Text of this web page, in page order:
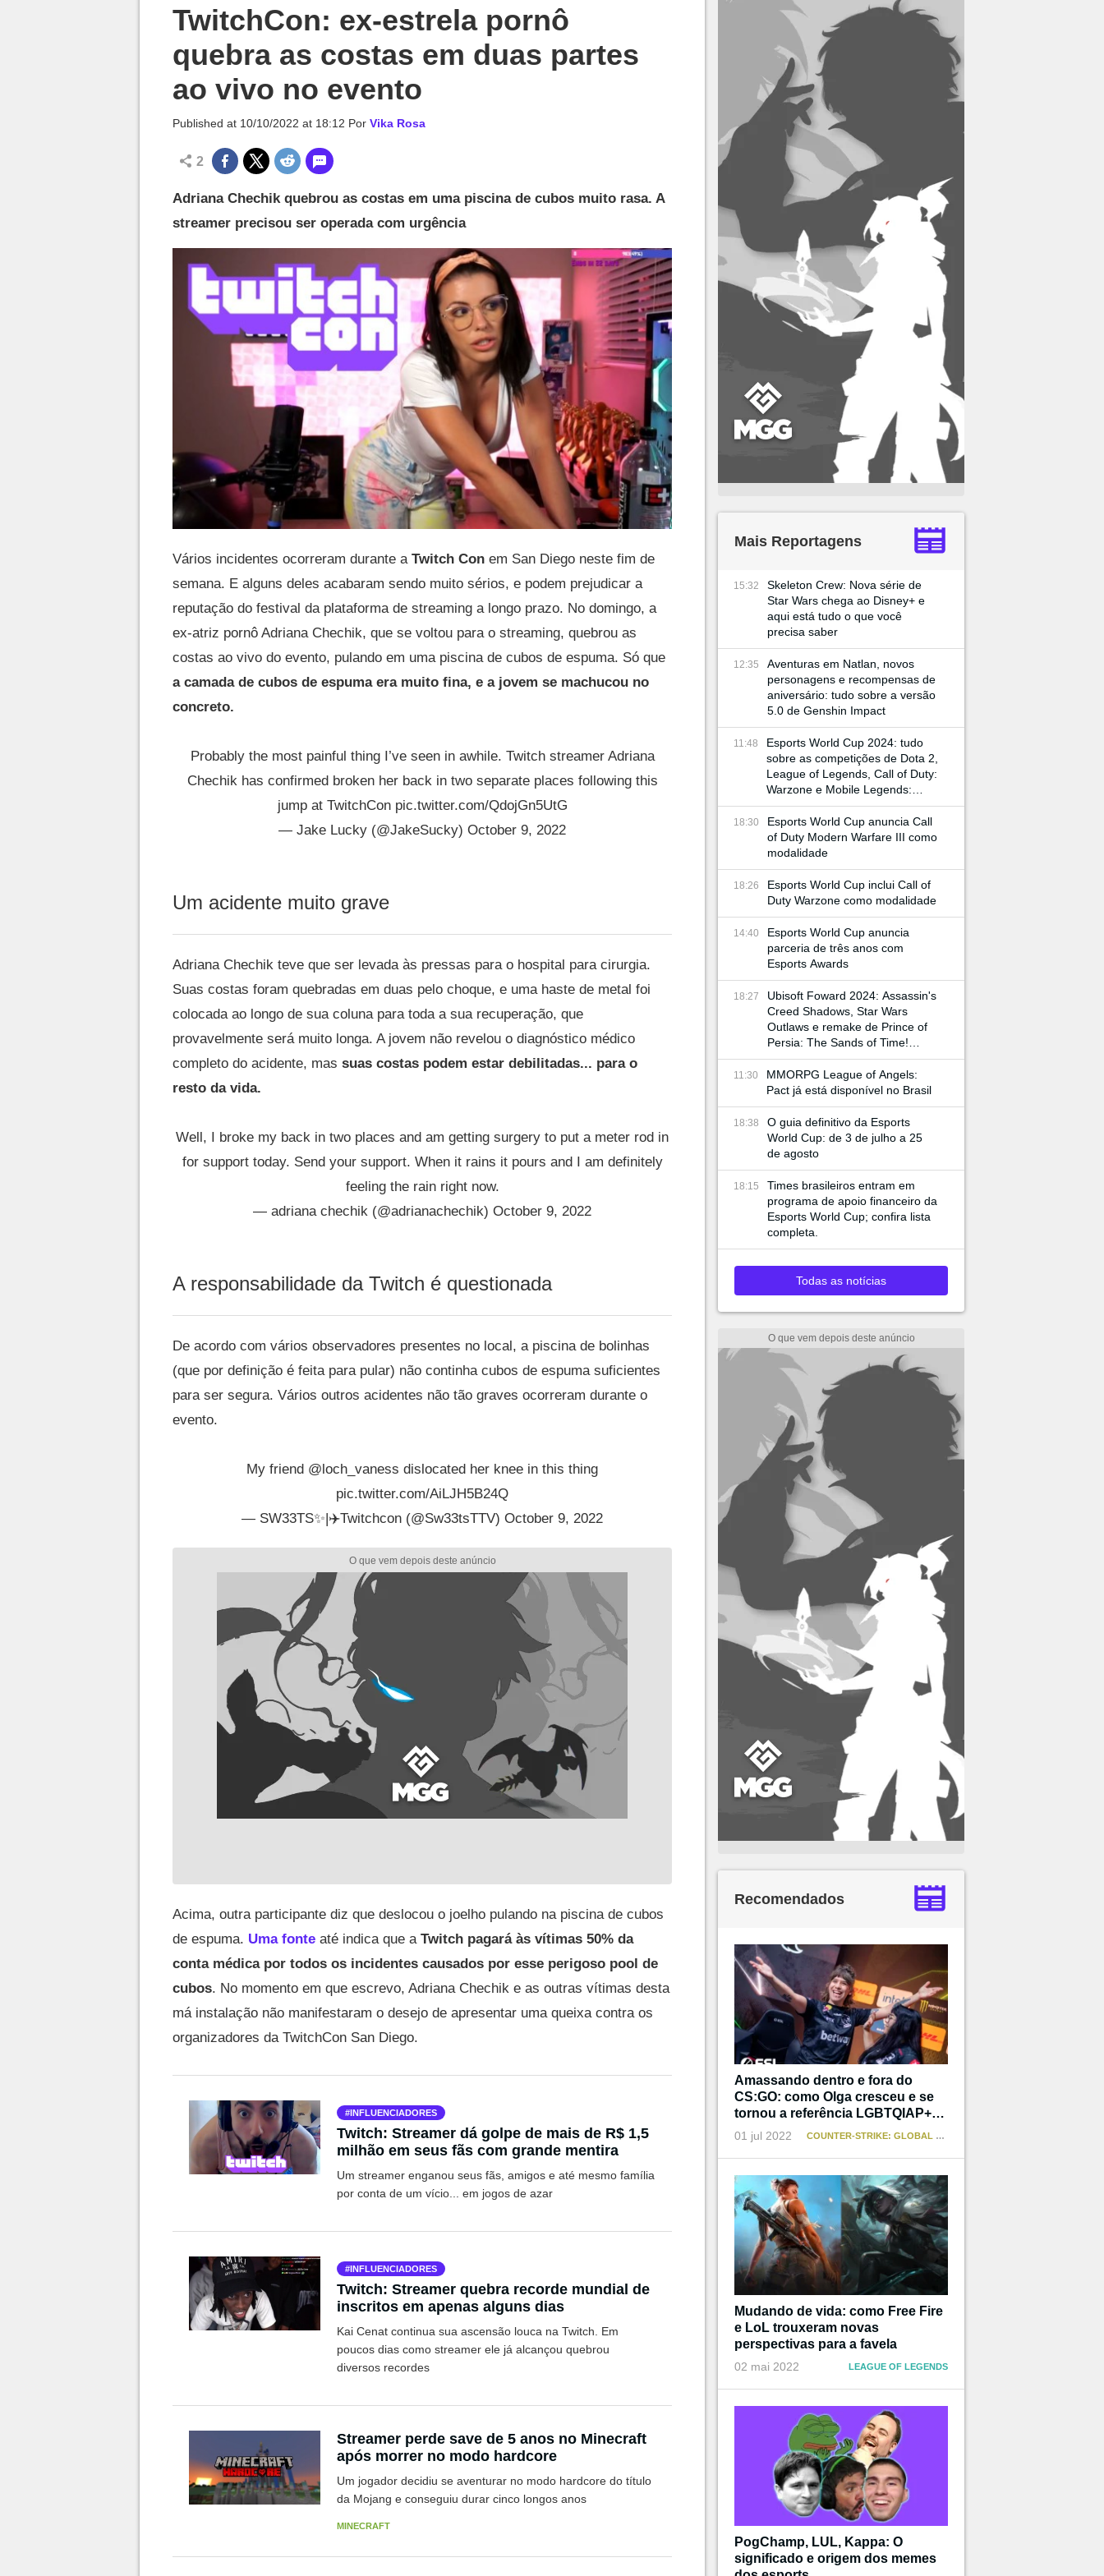
TwitchCon: ex-estrela pornô
quebra as costas em duas partes
ao vivo no evento
Published at 10/10/2022 at 18:12 Por Vika Rosa
2
Adriana Chechik quebrou as costas em uma piscina de cubos muito rasa. A
streamer precisou ser operada com urgência
Vários incidentes ocorreram durante a Twitch Con em San Diego neste fim de
semana. E alguns deles acabaram sendo muito sérios, e podem prejudicar a
reputação do festival da plataforma de streaming a longo prazo. No domingo, a
ex-atriz pornô Adriana Chechik, que se voltou para o streaming, quebrou as
costas ao vivo do evento, pulando em uma piscina de cubos de espuma. Só que
a camada de cubos de espuma era muito fina, e a jovem se machucou no
concreto.
Probably the most painful thing I’ve seen in awhile. Twitch streamer Adriana
Chechik has confirmed broken her back in two separate places following this
jump at TwitchCon pic.twitter.com/QdojGn5UtG
— Jake Lucky (@JakeSucky) October 9, 2022
Um acidente muito grave
Adriana Chechik teve que ser levada às pressas para o hospital para cirurgia.
Suas costas foram quebradas em duas pelo choque, e uma haste de metal foi
colocada ao longo de sua coluna para toda a sua recuperação, que
provavelmente será muito longa. A jovem não revelou o diagnóstico médico
completo do acidente, mas suas costas podem estar debilitadas... para o
resto da vida.
Well, I broke my back in two places and am getting surgery to put a meter rod in
for support today. Send your support. When it rains it pours and I am definitely
feeling the rain right now.
— adriana chechik (@adrianachechik) October 9, 2022
A responsabilidade da Twitch é questionada
De acordo com vários observadores presentes no local, a piscina de bolinhas
(que por definição é feita para pular) não continha cubos de espuma suficientes
para ser segura. Vários outros acidentes não tão graves ocorreram durante o
evento.
My friend @loch_vaness dislocated her knee in this thing
pic.twitter.com/AiLJH5B24Q
— SW33TS✨️|✈️Twitchcon (@Sw33tsTTV) October 9, 2022
Acima, outra participante diz que deslocou o joelho pulando na piscina de cubos
de espuma. Uma fonte até indica que aTwitch pagará às vítimas 50% da
conta médica por todos os incidentes causados por esse perigoso pool de
cubos. No momento em que escrevo, Adriana Chechik e as outras vítimas desta
má instalação não manifestaram o desejo de apresentar uma queixa contra os
organizadores da TwitchCon San Diego.
INFLUENCIADORES
Twitch: Streamer dá golpe de mais de R$ 1,5
milhão em seus fãs com grande mentira
Um streamer enganou seus fãs, amigos e até mesmo família
por conta de um vício... em jogos de azar
INFLUENCIADORES
Twitch: Streamer quebra recorde mundial de
inscritos em apenas alguns dias
Kai Cenat continua sua ascensão louca na Twitch. Em
poucos dias como streamer ele já alcançou quebrou
diversos recordes
Streamer perde save de 5 anos no Minecraft
após morrer no modo hardcore
Um jogador decidiu se aventurar no modo hardcore do título
da Mojang e conseguiu durar cinco longos anos
MINECRAFT
Mais Reportagens
15:32
Skeleton Crew: Nova série de
Star Wars chega ao Disney+ e
aqui está tudo o que você
precisa saber
12:35
Aventuras em Natlan, novos
personagens e recompensas de
aniversário: tudo sobre a versão
5.0 de Genshin Impact
11:48
Esports World Cup 2024: tudo
sobre as competições de Dota 2,
League of Legends, Call of Duty:
Warzone e Mobile Legends:
Bang Bang
18:30
Esports World Cup anuncia Call
of Duty Modern Warfare III como
modalidade
18:26
Esports World Cup inclui Call of
Duty Warzone como modalidade
14:40
Esports World Cup anuncia
parceria de três anos com
Esports Awards
18:27
Ubisoft Foward 2024: Assassin's
Creed Shadows, Star Wars
Outlaws e remake de Prince of
Persia: The Sands of Time!
Confira tudo o que rolou na
conferência
11:30
MMORPG League of Angels:
Pact já está disponível no Brasil
18:38
O guia definitivo da Esports
World Cup: de 3 de julho a 25
de agosto
18:15
Times brasileiros entram em
programa de apoio financeiro da
Esports World Cup; confira lista
completa.
Todas as notícias
Recomendados
Amassando dentro e fora do
CS:GO: como Olga cresceu e se
tornou a referência LGBTQIAP+
que não teve
01 jul 2022 COUNTER-STRIKE: GLOBAL OFFENSIVE
Mudando de vida: como Free Fire
e LoL trouxeram novas
perspectivas para a favela
02 mai 2022 LEAGUE OF LEGENDS
PogChamp, LUL, Kappa: O
significado e origem dos memes